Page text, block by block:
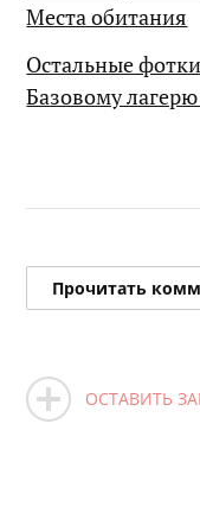
Места обитания
Остальные
Базовому лагерю
Прочитать
ОСТАВИТЬ